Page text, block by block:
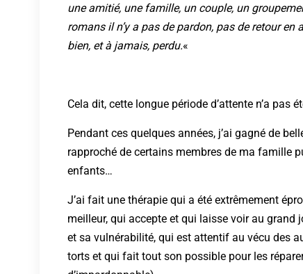
une amitié, une famille, un couple, un
romans il n’y a pas de pardon, pas de retour
bien, et à jamais, perdu.«
Cela dit, cette longue période d’attente n’a pas
Pendant ces quelques années, j’ai gagné de
rapproché de certains membres de ma famille
enfants…
J’ai fait une thérapie qui a été extrêmement
meilleur, qui accepte et qui laisse voir au
et sa vulnérabilité, qui est attentif au vécu des
torts et qui fait tout son possible pour les